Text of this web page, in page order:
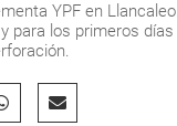
YPF en
para los primeros